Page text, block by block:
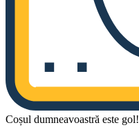
Coșul dumneavoastră este gol!